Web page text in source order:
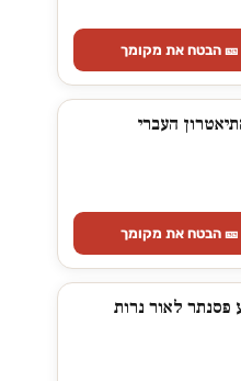
🎫 הבטח את מקומך
העברי
🎫 הבטח את מקומך